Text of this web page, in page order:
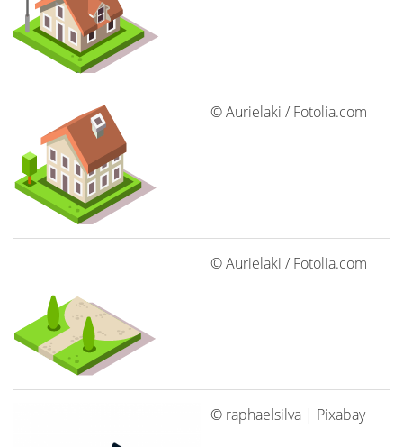
© Aurielaki / Fotolia.com
© Aurielaki / Fotolia.com
© raphaelsilva | Pixabay